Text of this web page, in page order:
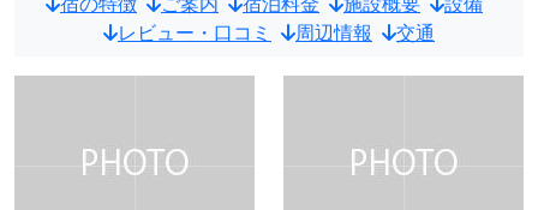
レビュー・口コミ
周辺情報 交通